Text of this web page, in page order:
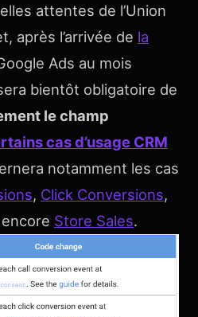
attentes de l’Union
après l’arrivée de la
Ads au mois
bientôt obligatoire de
le champ
cas d’usage CRM
notamment les cas
, Click Conversions,
Store Sales.